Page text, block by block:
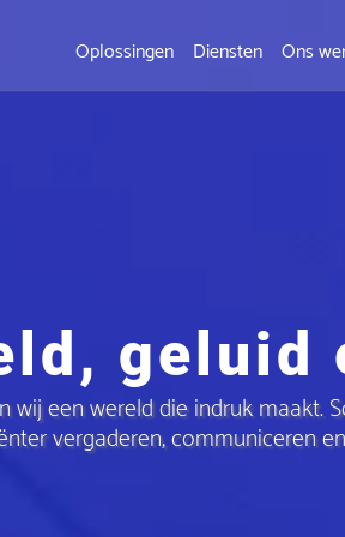
Oplossingen Diensten Ons
geluid
een wereld die indruk maakt.
vergaderen, communiceren